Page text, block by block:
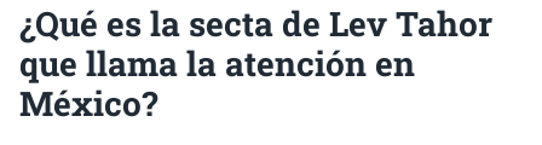
¿Qué es la secta de Lev Tahor
que llama la atención en
México?